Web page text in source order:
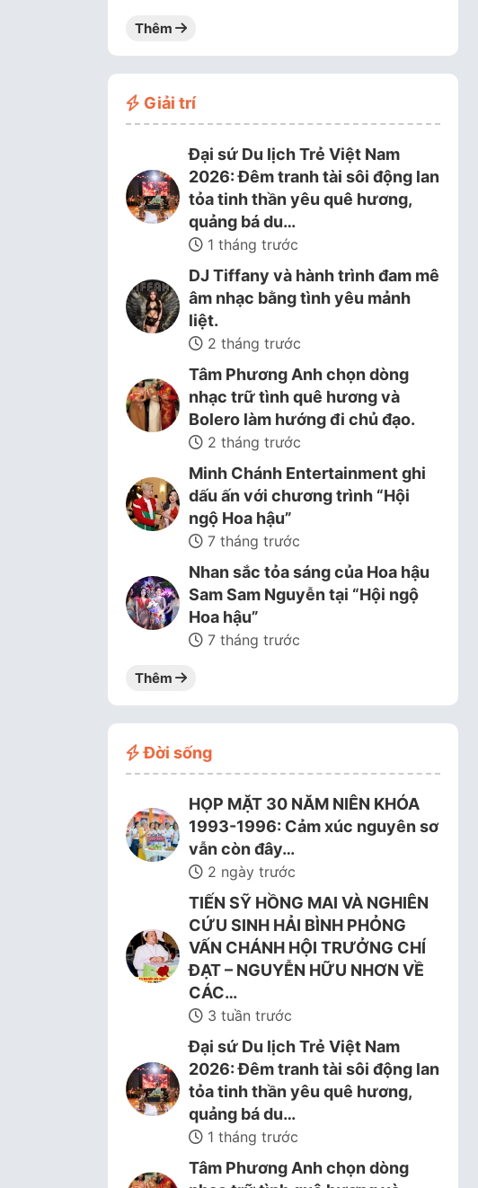
Thêm
Giải trí
Đại sứ Du lịch Trẻ Việt Nam
2026: Đêm tranh tài sôi động lan
tỏa tinh thần yêu quê hương,
quảng bá du…
1 tháng trước
DJ Tiffany và hành trình đam mê
âm nhạc bằng tình yêu mảnh
liệt.
2 tháng trước
Tâm Phương Anh chọn dòng
nhạc trữ tình quê hương và
Bolero làm hướng đi chủ đạo.
2 tháng trước
Minh Chánh Entertainment ghi
dấu ấn với chương trình “Hội
ngộ Hoa hậu”
7 tháng trước
Nhan sắc tỏa sáng của Hoa hậu
Sam Sam Nguyễn tại “Hội ngộ
Hoa hậu”
7 tháng trước
Thêm
Đời sống
HỌP MẶT 30 NĂM NIÊN KHÓA
1993-1996: Cảm xúc nguyên sơ
vẫn còn đây…
2 ngày trước
TIẾN SỸ HỒNG MAI VÀ NGHIÊN
CỨU SINH HẢI BÌNH PHỎNG
VẤN CHÁNH HỘI TRƯỞNG CHÍ
ĐẠT – NGUYỄN HỮU NHƠN VỀ
CÁC…
3 tuần trước
Đại sứ Du lịch Trẻ Việt Nam
2026: Đêm tranh tài sôi động lan
tỏa tinh thần yêu quê hương,
quảng bá du…
1 tháng trước
Tâm Phương Anh chọn dòng